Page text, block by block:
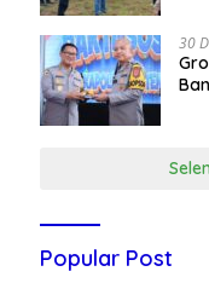
30
Popular Post